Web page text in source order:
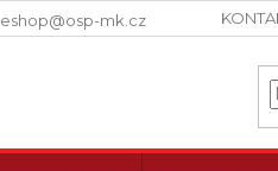
eshop@osp-mk.cz